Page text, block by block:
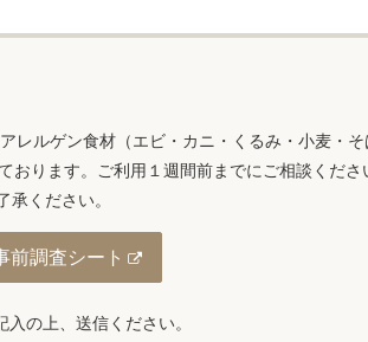
レルゲン食材（エビ・カニ・くるみ・小麦・
ります。ご利用１週間前までにご相談くださ
ください。
前調査シート
の上、送信ください。